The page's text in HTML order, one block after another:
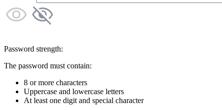
Password strength:
The password must contain:
8 or more characters
Uppercase and lowercase letters
At least one digit and special character